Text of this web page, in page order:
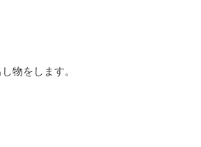
物をします。